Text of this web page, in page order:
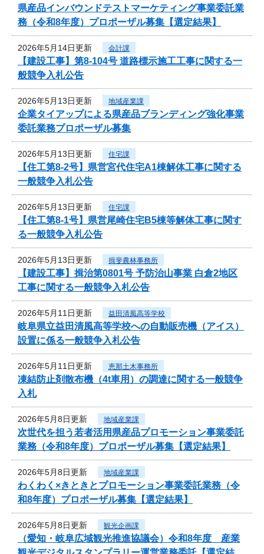
県産品インバウンドテストマーケティング事業委託業
務（令和8年度）プロポーザル募集【選定結果】
2026年5月14日更新 会計課
【建設工事】第8-104号 道路標示施工工事に関する一
般競争入札公告
2026年5月13日更新 地域産業課
企業タイアップによる県産品ブランディング強化事業
委託業務プロポーザル募集
2026年5月13日更新 住宅課
【住工第8-2号】県営宮代住宅A1棟解体工事に関する
一般競争入札公告
2026年5月13日更新 住宅課
【住工第8-1号】県営尾崎住宅B5棟等解体工事に関す
る一般競争入札公告
2026年5月13日更新 揖斐農林事務所
【建設工事】揖治第0801号 予防治山事業 白倉2地区
工事に関する一般競争入札公告
2026年5月11日更新 益田清風高等学校
岐阜県立益田清風高等学校への自動販売機（アイス）
設置に係る一般競争入札公告
2026年5月11日更新 恵那土木事務所
凍結防止剤散布機（4t車用）の調達に関する一般競争
入札
2026年5月8日更新 地域産業課
次世代を担う若者活用県産品プロモーション事業委託
業務（令和8年度）プロポーザル募集【選定結果】
2026年5月8日更新 地域産業課
わくわく×きときとプロモーション事業委託業務（令
和8年度）プロポーザル募集【選定結果】
2026年5月8日更新 観光企画課
（愛知・岐阜広域観光推進協議会）令和8年度 産業